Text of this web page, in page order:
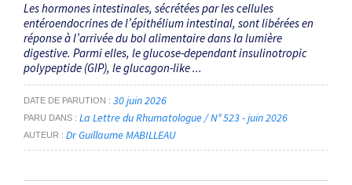
Les hormones intestinales, sécrétées par les cellules
entéroendocrines de l’épi­thélium intestinal, sont libérées en
réponse à l’arrivée du bol alimentaire dans la lumière
digestive. Parmi elles, le glucose-­dependant insulinotropic
polypeptide (GIP), le glucagon-­like ...
DATE DE PARUTION 30 juin 2026
PARU DANS La Lettre du Rhumatologue / N° 523 - juin 2026
AUTEUR Dr Guillaume MABILLEAU